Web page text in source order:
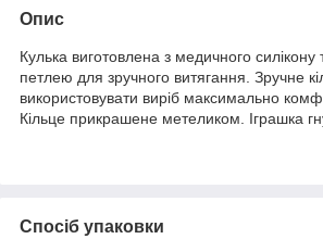
Опис
Кулька виготовлена з медичного силікону
петлею для зручного витягання. Зручне
використовувати виріб максимально
Кільце прикрашене метеликом. Іграшка
Спосіб упаковки